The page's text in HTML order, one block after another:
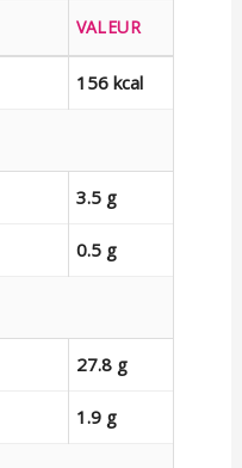
VALEUR
156 kcal
3.5 g
0.5 g
27.8 g
1.9 g